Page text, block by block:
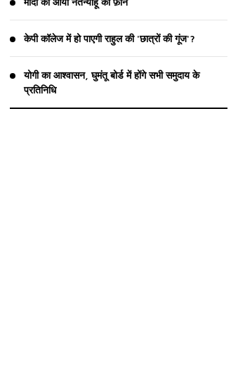
केपी कॉलेज में हो पाएगी राहुल की 'छात्रों की गूंज'?
योगी का आश्वासन, घुमंतू बोर्ड में होंगे सभी समुदाय के
प्रतिनिधि